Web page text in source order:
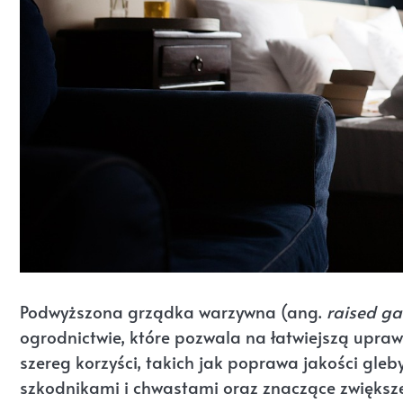
Podwyższona grządka warzywna (ang. raised
ogrodnictwie, które pozwala na łatwiejszą
szereg korzyści, takich jak poprawa jakości
szkodnikami i chwastami oraz znaczące